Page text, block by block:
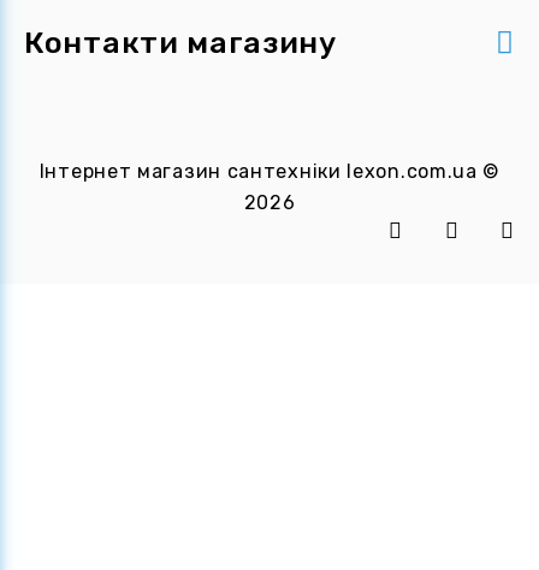
Контакти магазину
Інтернет магазин сантехніки lexon.com.ua ©
2026